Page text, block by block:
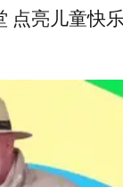
宫以东’、
陕西麟游：多彩公益课堂 点亮